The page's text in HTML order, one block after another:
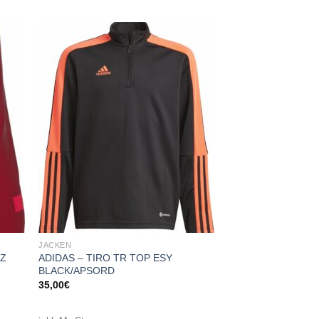
to
Add to
wishlist
JACKEN
ADIDAS – TIRO TR TOP ESY
BLACK/APSORD
35,00€